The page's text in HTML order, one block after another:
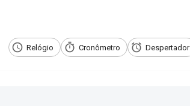
Relógio Cronômetro Despertador